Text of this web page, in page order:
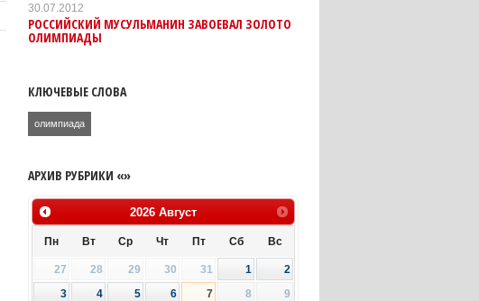
30.07.2012
РОССИЙСКИЙ МУСУЛЬМАНИН ЗАВОЕВАЛ ЗОЛОТО
ОЛИМПИАДЫ
КЛЮЧЕВЫЕ СЛОВА
олимпиада
АРХИВ РУБРИКИ «»
2026 Август
Пн Вт Ср Чт Пт Сб Вс
27 28 29 30 31 1
2
3
4 5 6 7 8
9